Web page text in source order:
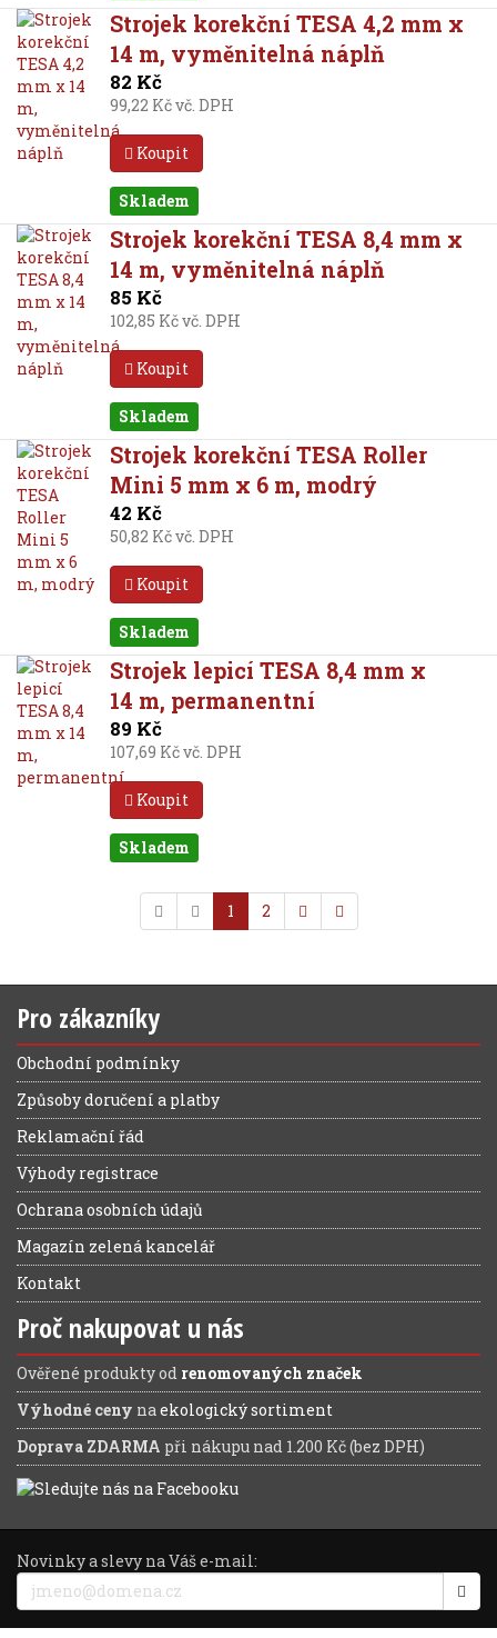
Strojek korekční TESA 4,2 mm x
14 m, vyměnitelná náplň
82 Kč
99,22 Kč vč. DPH
Koupit
Skladem
Strojek korekční TESA 8,4 mm x
14 m, vyměnitelná náplň
85 Kč
102,85 Kč vč. DPH
Koupit
Skladem
Strojek korekční TESA Roller
Mini 5 mm x 6 m, modrý
42 Kč
50,82 Kč vč. DPH
Koupit
Skladem
Strojek lepicí TESA 8,4 mm x
14 m, permanentní
89 Kč
107,69 Kč vč. DPH
Koupit
Skladem
1 2
Pro zákazníky
Obchodní podmínky
Způsoby doručení a platby
Reklamační řád
Výhody registrace
Ochrana osobních údajů
Magazín zelená kancelář
Kontakt
Proč nakupovat u nás
Ověřené produkty od renomovaných značek
Výhodné ceny naekologický sortiment
Doprava ZDARMA při nákupu nad 1.200 Kč (bez DPH)
Novinky a slevy na Váš e-mail: